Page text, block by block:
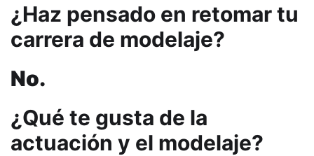
¿Haz pensado en retomar tu
carrera de modelaje?
No.
¿Qué te gusta de la
actuación y el modelaje?